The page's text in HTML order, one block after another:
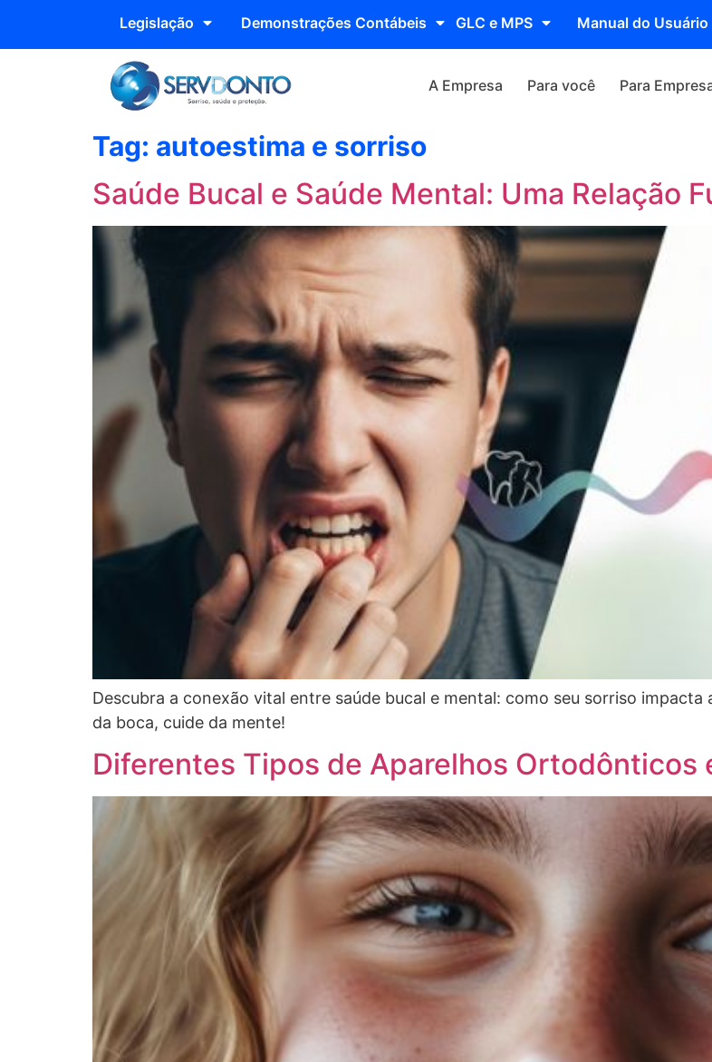
Legislação Demonstrações Contábeis GLC e MPS Manual do Usuário
A Empresa Para você Para
Tag: autoestima e sorriso
Saúde Bucal e Saúde Mental: Uma Relação
Descubra a conexão vital entre saúde bucal e mental: como seu sorriso
da boca, cuide da mente!
Diferentes Tipos de Aparelhos Ortodônticos